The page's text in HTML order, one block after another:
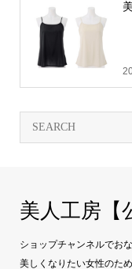
美人工房【
ショップチャンネルでお
美しくなりたい女性のた